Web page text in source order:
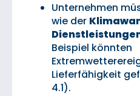
Unternehmen
wie der
Beispiel könnten
Lieferfähigkeit
4.1).